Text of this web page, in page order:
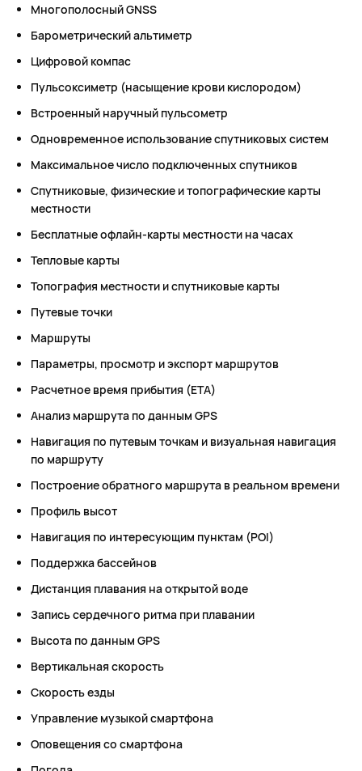
Многополосный GNSS
Барометрический альтиметр
Цифровой компас
Пульсоксиметр (насыщение крови кислородом)
Встроенный наручный пульсометр
Одновременное использование спутниковых систем
Максимальное число подключенных спутников
Спутниковые, физические и топографические карты
местности
Бесплатные офлайн-карты местности на часах
Тепловые карты
Топография местности и спутниковые карты
Путевые точки
Маршруты
Параметры, просмотр и экспорт маршрутов
Расчетное время прибытия (ETA)
Анализ маршрута по данным GPS
Навигация по путевым точкам и визуальная навигация
по маршруту
Построение обратного маршрута в реальном времени
Профиль высот
Навигация по интересующим пунктам (POI)
Поддержка бассейнов
Дистанция плавания на открытой воде
Запись сердечного ритма при плавании
Высота по данным GPS
Вертикальная скорость
Скорость езды
Управление музыкой смартфона
Оповещения со смартфона